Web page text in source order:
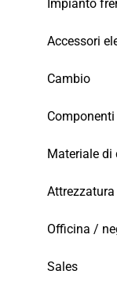
Impianto
Accessori
Cambio
Componenti
Materiale di
Attrezzatura
Officina /
Sales